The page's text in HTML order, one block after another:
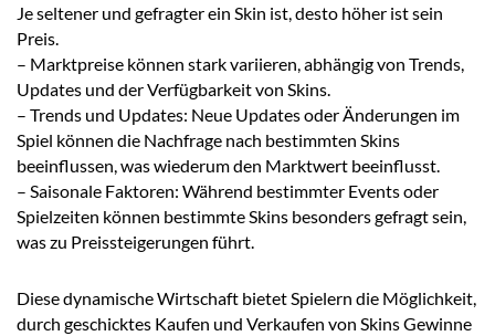
Je seltener und gefragter ein Skin ist, desto höher ist sein
Preis.
– Marktpreise können stark variieren, abhängig von Trends,
Updates und der Verfügbarkeit von Skins.
– Trends und Updates: Neue Updates oder Änderungen im
Spiel können die Nachfrage nach bestimmten Skins
beeinflussen, was wiederum den Marktwert beeinflusst.
– Saisonale Faktoren: Während bestimmter Events oder
Spielzeiten können bestimmte Skins besonders gefragt sein,
was zu Preissteigerungen führt.
Diese dynamische Wirtschaft bietet Spielern die Möglichkeit,
durch geschicktes Kaufen und Verkaufen von Skins Gewinne